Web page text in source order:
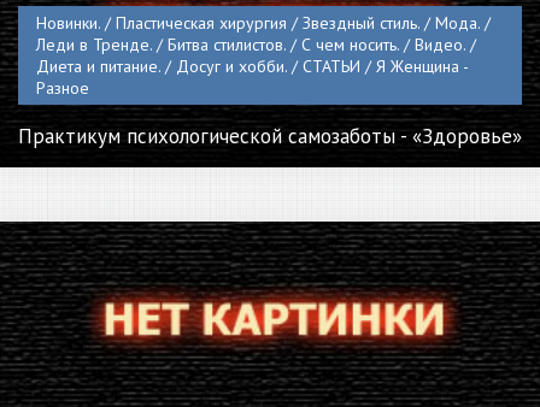
Новинки. / Пластическая хирургия / Звездный стиль. / Мода. /
Леди в Тренде. / Битва стилистов. / С чем носить. / Видео. /
Диета и питание. / Досуг и хобби. / СТАТЬИ / Я Женщина -
Разное
Практикум психологической самозаботы - «Здоровье»